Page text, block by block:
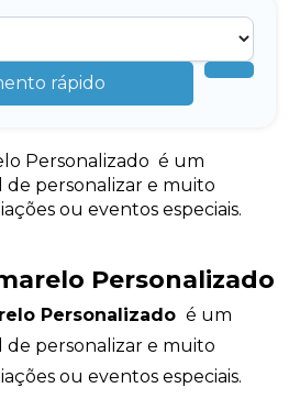
rápido
Personalizado é um
personalizar e muito
ou eventos especiais.
Personalizado
Personalizado é um
personalizar e muito
ou eventos especiais.